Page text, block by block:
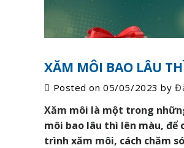
XĂM MÔI BAO LÂU
Posted on05/05/2023 by
Xăm môi là một trong
môi bao lâu thì lên màu, để
trình xăm môi, cách chăm